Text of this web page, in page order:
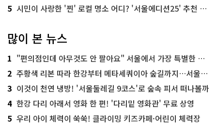
5 시민이 사랑한 '찐' 로컬 명소 어디? '서울에디션25' 추천 코스
많이 본 뉴스
1 "편의점인데 아무것도 안 팔아요" 서울에서 가장 특별한 편의점의 정체
2 주황색 리본 따라 한강부터 메타세쿼이아 숲길까지…서울둘레길 15코스
3 이것이 천연 냉방! '서울둘레길 9코스'로 숲속 피서 떠나볼까
4 한강 다리 아래서 영화 한 편! '다리밑 영화관' 무료 상영
5 우리 아이 체력이 쑥쑥! 클라이밍 키즈카페·어린이 체력장